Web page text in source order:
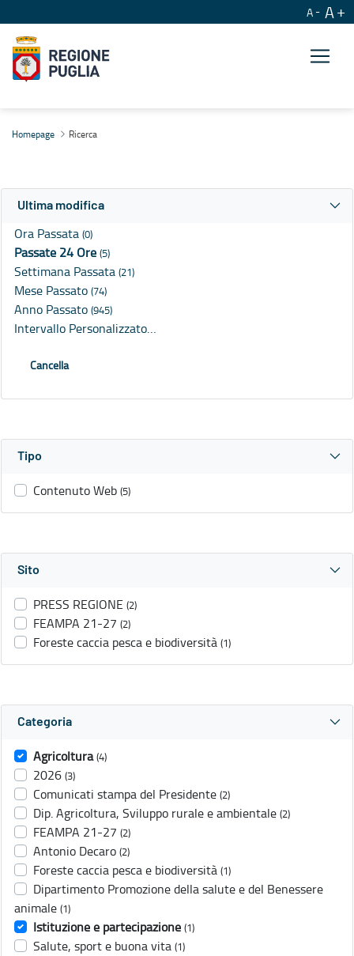
A A
Homepage Ricerca
Ultima modifica
Ora Passata (0)
Passate 24 Ore (5)
Settimana Passata (21)
Mese Passato (74)
Anno Passato (945)
Intervallo Personalizzato…
Cancella
Tipo
Contenuto Web (5)
Sito
PRESS REGIONE (2)
FEAMPA 21-27 (2)
Foreste caccia pesca e biodiversità (1)
Categoria
Agricoltura (4)
2026 (3)
Comunicati stampa del Presidente (2)
Dip. Agricoltura, Sviluppo rurale e ambientale (2)
FEAMPA 21-27 (2)
Antonio Decaro (2)
Foreste caccia pesca e biodiversità (1)
Dipartimento Promozione della salute e del Benessere
animale (1)
Istituzione e partecipazione (1)
Salute, sport e buona vita (1)